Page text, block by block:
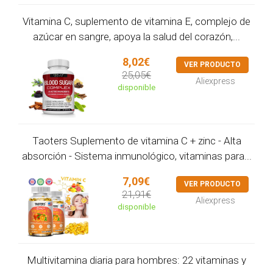
Vitamina C, suplemento de vitamina E, complejo de
azúcar en sangre, apoya la salud del corazón,...
8,02€
25,05€
disponible
VER PRODUCTO
Aliexpress
Taoters Suplemento de vitamina C + zinc - Alta
absorción - Sistema inmunológico, vitaminas para...
7,09€
21,91€
disponible
VER PRODUCTO
Aliexpress
Multivitamina diaria para hombres: 22 vitaminas y